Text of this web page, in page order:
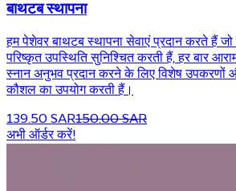
बाथटब स्थापना
हम पेशेवर बाथटब स्थापना सेवाएं प्रदान करते हैं
परिष्कृत उपस्थिति सुनिश्चित करती हैं, हर बार
स्नान अनुभव प्रदान करने के लिए विशेष उपकरणों
कौशल का उपयोग करती हैं।
139.50 SAR150.00 SAR
अभी ऑर्डर करें!